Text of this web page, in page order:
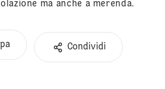
ma anche a merenda.
Condividi